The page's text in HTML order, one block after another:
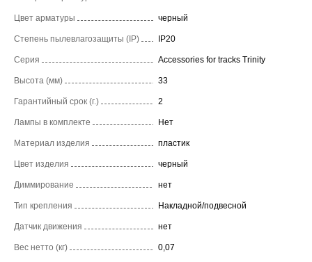
Цвет арматуры черный
Степень пылевлагозащиты (IP) IP20
Серия Accessories for tracks Trinity
Высота (мм) 33
Гарантийный срок (г.) 2
Лампы в комплекте Нет
Материал изделия пластик
Цвет изделия черный
Диммирование нет
Тип крепления Накладной/подвесной
Датчик движения нет
Вес нетто (кг) 0,07